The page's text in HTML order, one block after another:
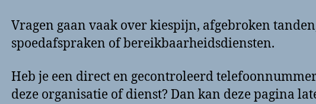
Vragen gaan vaak over kiespijn, afgebroken
spoedafspraken of bereikbaarheidsdiensten.
Heb je een direct en gecontroleerd
deze organisatie of dienst? Dan kan deze pagina